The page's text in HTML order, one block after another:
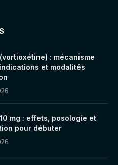
: mécanisme
et modalités
mg : effets, posologie et
pour débuter